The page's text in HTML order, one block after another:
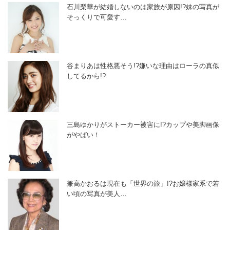
石川梨華が結婚しないのは家族が原因!?妹の写真が
そっくりで可愛す…
谷まりあは性格悪そう!?嫌いな理由はローラの真似
してるから!?
三島ゆかりがストーカー被害に!?カップや美脚画像
がやばい！
兼高かおるは現在も「世界の旅」!?お嬢様家系で若
い頃の写真が美人…